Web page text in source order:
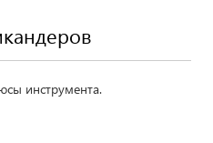
инструмента.